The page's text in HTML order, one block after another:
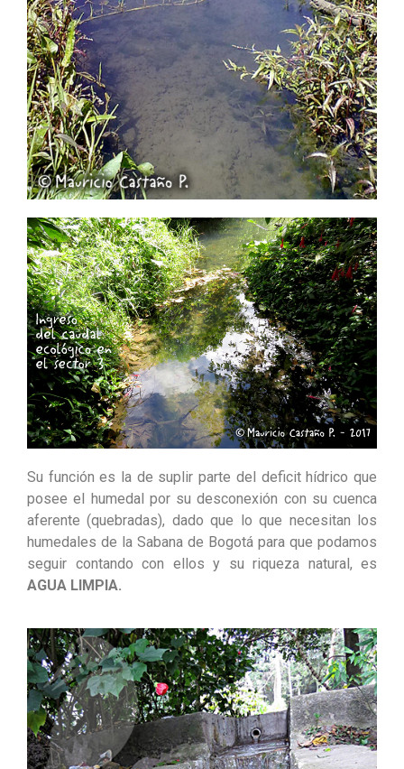
Su función es la de suplir parte del deficit hídrico que
posee el humedal por su desconexión con su cuenca
aferente (quebradas), dado que lo que necesitan los
humedales de la Sabana de Bogotá para que podamos
seguir contando con ellos y su riqueza natural, es
AGUA LIMPIA.